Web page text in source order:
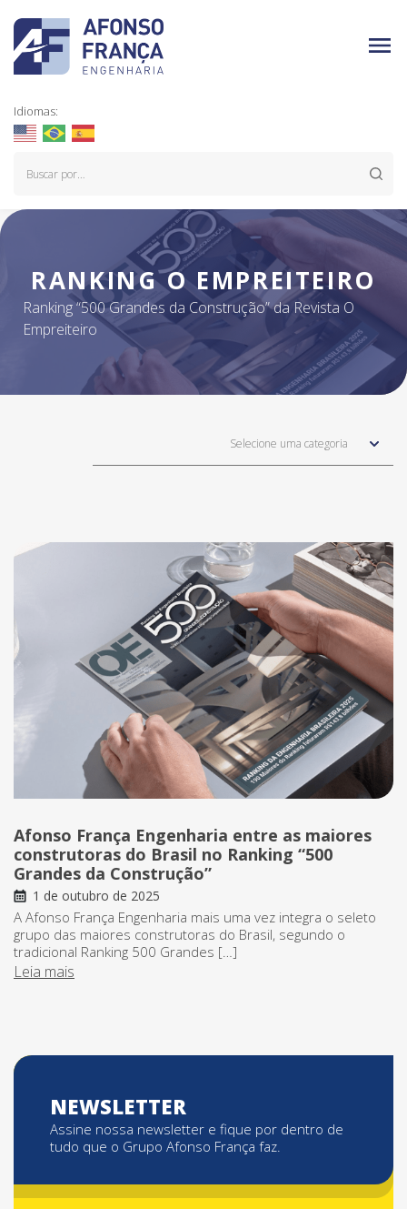
Idiomas:
RANKING O EMPREITEIRO
Ranking “500 Grandes da Construção” da Revista O
Empreiteiro
Selecione uma categoria
Afonso França Engenharia entre as maiores
construtoras do Brasil no Ranking “500
Grandes da Construção”
1 de outubro de 2025
A Afonso França Engenharia mais uma vez integra o seleto
grupo das maiores construtoras do Brasil, segundo o
tradicional Ranking 500 Grandes […]
Leia mais
NEWSLETTER
Assine nossa newsletter e fique por dentro de
tudo que o Grupo Afonso França faz.